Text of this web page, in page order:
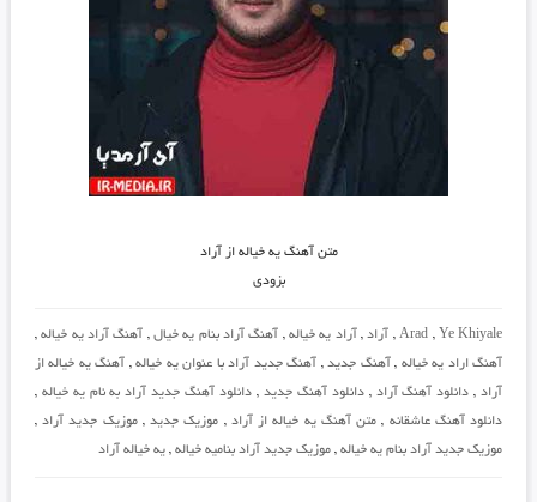
متن آهنگ یه خیاله از آراد
بزودی
Arad , Ye Khiyale
, آراد, آراد یه خیاله, آهنگ آراد بنام یه خیال , آهنگ آراد یه خیاله,
آهنگ اراد یه خیاله , آهنگ جدید, آهنگ جدید آراد با عنوان یه خیاله, آهنگ یه خیاله از
آراد, دانلود آهنگ آراد ,دانلود آهنگ جدید , دانلود آهنگ جدید آراد به نام یه خیاله ,
دانلود آهنگ عاشقانه , متن آهنگ یه خیاله از آراد , موزیک جدید,موزیک جدید آراد,
موزیک جدید آراد بنام یه خیاله, موزیک جدید آراد بنامیه خیاله, یه خیاله آراد